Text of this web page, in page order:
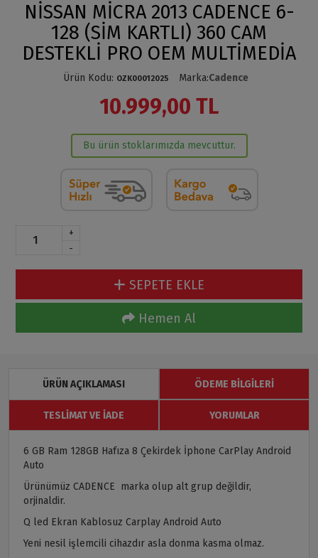
NİSSAN MİCRA 2013 CADENCE 6-
128 (SİM KARTLI) 360 CAM
DESTEKLİ PRO OEM MULTİMEDİA
Ürün Kodu: OZK00012025 Marka:Cadence
10.999,00 TL
Bu ürün stoklarımızda mevcuttur.
+
-
SEPETE EKLE
Hemen Al
ÜRÜN AÇIKLAMASI ÖDEME BILGILERI
TESLIMAT VE İADE YORUMLAR
6 GB Ram 128GB Hafıza 8 Çekirdek İphone CarPlay Android
Auto
Ürünümüz CADENCE marka olup alt grup değildir,
orjinaldir.
Q led Ekran Kablosuz Carplay Android Auto
Yeni nesil işlemcili cihazdır asla donma kasma olmaz.